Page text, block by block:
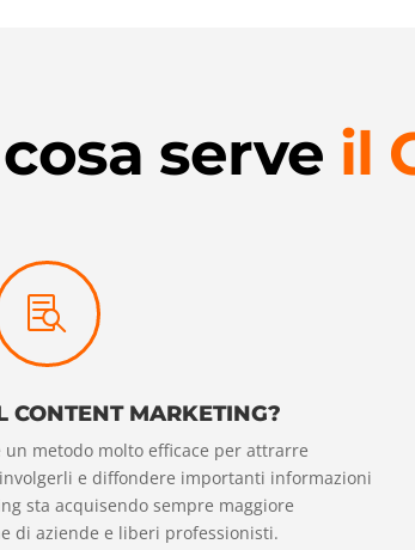
serve il

CONTENT MARKETING?
metodo molto efficace per attrarre
e diffondere importanti informazioni
sta acquisendo sempre maggiore
di aziende e liberi professionisti.